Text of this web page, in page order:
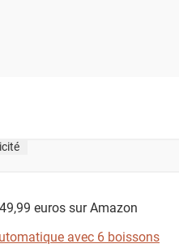
avec un modèle
un ami
euros sur Amazon
avec 6 boissons